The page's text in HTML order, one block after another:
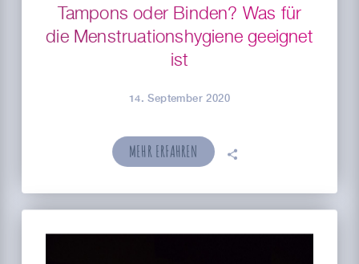
Tampons oder Binden? Was für
die Menstruationshygiene geeignet
ist
14. September 2020
MEHR ERFAHREN 🗣